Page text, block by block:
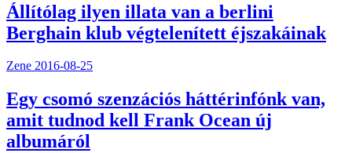
Állítólag ilyen illata van a berlini
Berghain klub végtelenített éjszakáinak
Zene 2016-08-25
Egy csomó szenzációs háttérinfónk van,
amit tudnod kell Frank Ocean új
albumáról